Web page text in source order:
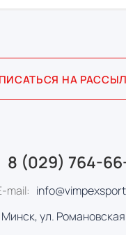
НА
8 (029) 764-
mail:
Минск, ул.